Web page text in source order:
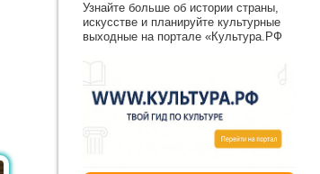
Узнайте больше об истории страны,
искусстве и планируйте культурные
выходные на портале «Культура.РФ